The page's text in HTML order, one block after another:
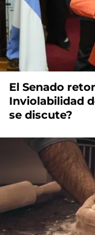
El Senado
Inviolabilidad
se discute?